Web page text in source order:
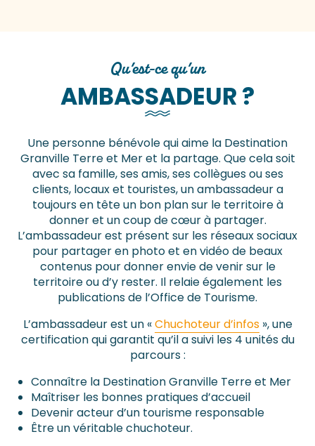
Qu’est-ce qu’un
AMBASSADEUR ?
Une personne bénévole qui aime la Destination
Granville Terre et Mer et la partage. Que cela soit
avec sa famille, ses amis, ses collègues ou ses
clients, locaux et touristes, un ambassadeur a
toujours en tête un bon plan sur le territoire à
donner et un coup de cœur à partager.
L’ambassadeur est présent sur les réseaux sociaux
pour partager en photo et en vidéo de beaux
contenus pour donner envie de venir sur le
territoire ou d’y rester. Il relaie également les
publications de l’Office de Tourisme.
L’ambassadeur est un «Chuchoteur d’infos», une
certification qui garantit qu’il a suivi les 4 unités du
parcours :
Connaître la Destination Granville Terre et Mer
Maîtriser les bonnes pratiques d’accueil
Devenir acteur d’un tourisme responsable
Être un véritable chuchoteur.